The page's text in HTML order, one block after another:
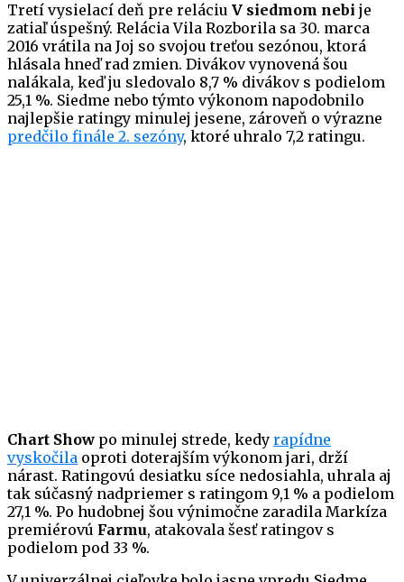
Tretí vysielací deň pre reláciu V siedmom nebi je
zatiaľ úspešný. Relácia Vila Rozborila sa 30. marca
2016 vrátila na Joj so svojou treťou sezónou, ktorá
hlásala hneď rad zmien. Divákov vynovená šou
nalákala, keď ju sledovalo 8,7 % divákov s podielom
25,1 %. Siedme nebo týmto výkonom napodobnilo
najlepšie ratingy minulej jesene, zároveň o výrazne
predčilo finále 2. sezóny, ktoré uhralo 7,2 ratingu.
Chart Show po minulej strede, kedy rapídne
vyskočila oproti doterajším výkonom jari, drží
nárast. Ratingovú desiatku síce nedosiahla, uhrala aj
tak súčasný nadpriemer s ratingom 9,1 % a podielom
27,1 %. Po hudobnej šou výnimočne zaradila Markíza
premiérovú Farmu, atakovala šesť ratingov s
podielom pod 33 %.